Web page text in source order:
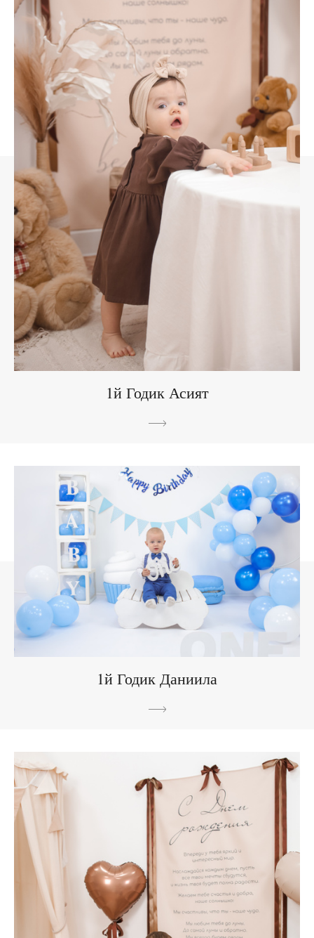
1й Годик Асият
1й Годик Даниила